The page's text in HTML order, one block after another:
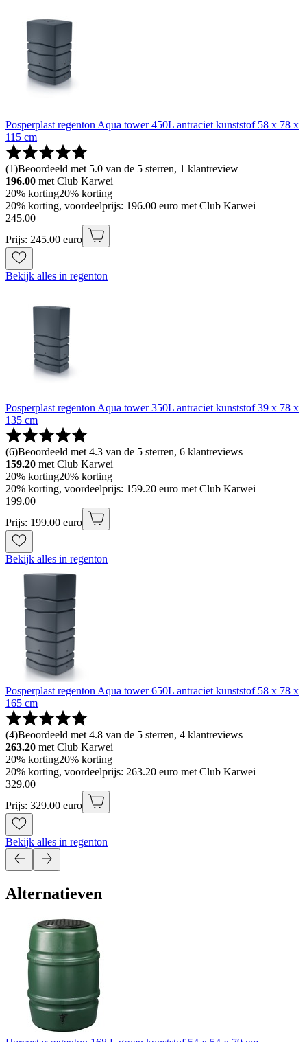
Posperplast regenton Aqua tower 450L antraciet kunststof 58 x 78 x
115 cm
(1)Beoordeeld met 5.0 van de 5 sterren, 1 klantreview
196.00 met Club Karwei
20% korting20% korting
20% korting, voordeelprijs: 196.00 euro met Club Karwei
245.00
Prijs: 245.00 euro
Bekijk alles in regenton
Posperplast regenton Aqua tower 350L antraciet kunststof 39 x 78 x
135 cm
(6)Beoordeeld met 4.3 van de 5 sterren, 6 klantreviews
159.20 met Club Karwei
20% korting20% korting
20% korting, voordeelprijs: 159.20 euro met Club Karwei
199.00
Prijs: 199.00 euro
Bekijk alles in regenton
Posperplast regenton Aqua tower 650L antraciet kunststof 58 x 78 x
165 cm
(4)Beoordeeld met 4.8 van de 5 sterren, 4 klantreviews
263.20 met Club Karwei
20% korting20% korting
20% korting, voordeelprijs: 263.20 euro met Club Karwei
329.00
Prijs: 329.00 euro
Bekijk alles in regenton
Alternatieven